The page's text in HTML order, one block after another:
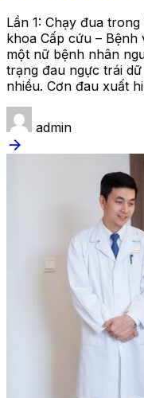
Lần 1: Chạy đua
khoa Cấp cứu –
một nữ bệnh nhân
trạng đau ngực trái
nhiều. Cơn đau xuất
admin
arrow_forward